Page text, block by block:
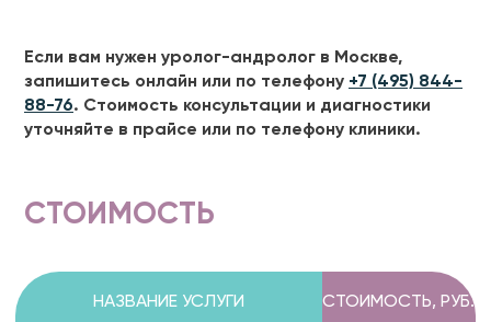
Если вам нужен уролог-андролог в Москве,
запишитесь онлайн или по телефону +7 (495) 844-
88-76. Стоимость консультации и диагностики
уточняйте в прайсе или по телефону клиники.
СТОИМОСТЬ
НАЗВАНИЕ УСЛУГИ СТОИМОСТЬ, РУБ.